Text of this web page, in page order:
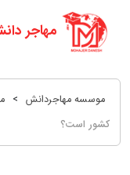
موسسه مهاجردانش >
کشور است؟